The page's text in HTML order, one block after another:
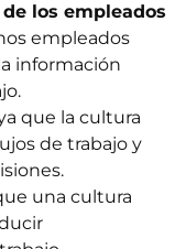
los empleados
empleados
información
que la cultura
de trabajo y
una cultura